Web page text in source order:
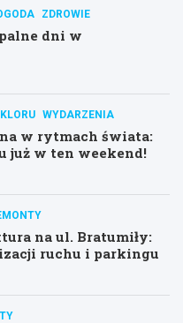
ZDROWIE
dni w
WYDARZENIA
w rytmach świata:
już w ten weekend!
na ul. Bratumiły:
ruchu i parkingu